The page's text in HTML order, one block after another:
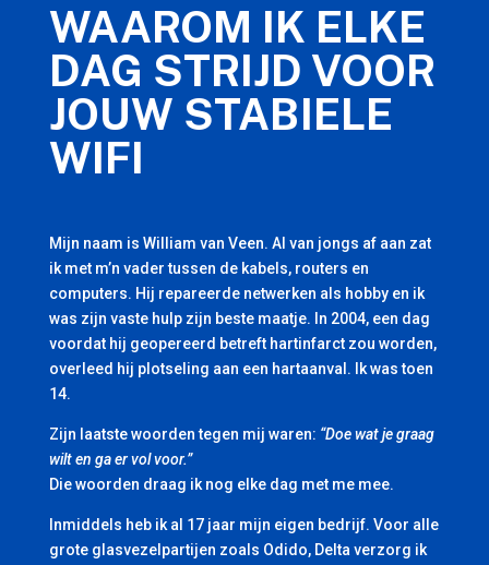
WAAROM IK ELKE
DAG STRIJD VOOR
JOUW STABIELE
WIFI
Mijn naam is William van Veen. Al van jongs af aan zat
ik met m’n vader tussen de kabels, routers en
computers. Hij repareerde netwerken als hobby en ik
was zijn vaste hulp zijn beste maatje. In 2004, een dag
voordat hij geopereerd betreft hartinfarct zou worden,
overleed hij plotseling aan een hartaanval. Ik was toen
14.
Zijn laatste woorden tegen mij waren: “Doe wat je graag
wilt en ga er vol voor.”
Die woorden draag ik nog elke dag met me mee.
Inmiddels heb ik al 17 jaar mijn eigen bedrijf. Voor alle
grote glasvezelpartijen zoals Odido, Delta verzorg ik